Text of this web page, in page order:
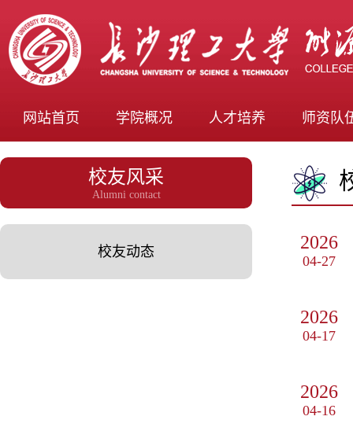
网站首页 学院概况 人才培养 师资队
校友风采
Alumni contact
校友动态 2026
04-27
2026
04-17
2026
04-16